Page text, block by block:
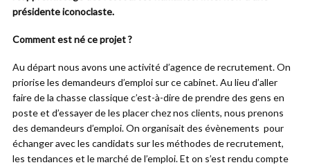
présidente iconoclaste.
Comment est né ce projet ?
Au départ nous avons une activité d’agence de recrutement. On
priorise les demandeurs d’emploi sur ce cabinet. Au lieu d’aller
faire de la chasse classique c’est-à-dire de prendre des gens en
poste et d’essayer de les placer chez nos clients, nous prenons
des demandeurs d’emploi. On organisait des évènements pour
échanger avec les candidats sur les méthodes de recrutement,
les tendances et le marché de l’emploi. Et on s’est rendu compte